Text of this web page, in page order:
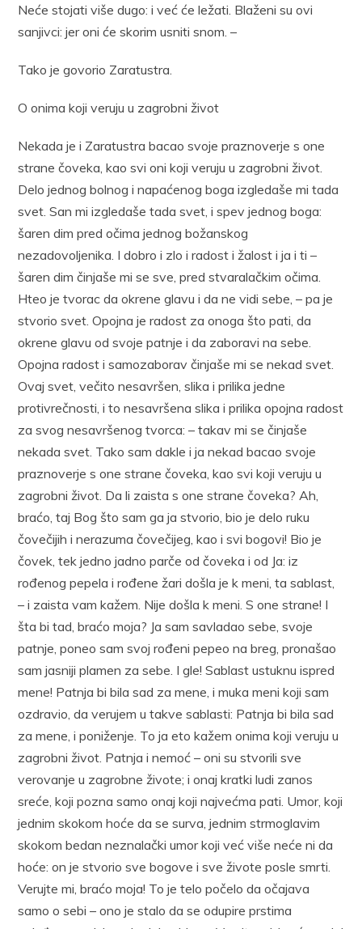
Neće stojati više dugo: i već će ležati. Blaženi su ovi
sanjivci: jer oni će skorim usniti snom. –
Tako je govorio Zaratustra.
O onima koji veruju u zagrobni život
Nekada je i Zaratustra bacao svoje praznoverje s one
strane čoveka, kao svi oni koji veruju u zagrobni život.
Delo jednog bolnog i napaćenog boga izgledaše mi tada
svet. San mi izgledaše tada svet, i spev jednog boga:
šaren dim pred očima jednog božanskog
nezadovoljenika. I dobro i zlo i radost i žalost i ja i ti –
šaren dim činjaše mi se sve, pred stvaralačkim očima.
Hteo je tvorac da okrene glavu i da ne vidi sebe, – pa je
stvorio svet. Opojna je radost za onoga što pati, da
okrene glavu od svoje patnje i da zaboravi na sebe.
Opojna radost i samozaborav činjaše mi se nekad svet.
Ovaj svet, večito nesavršen, slika i prilika jedne
protivrečnosti, i to nesavršena slika i prilika opojna radost
za svog nesavršenog tvorca: – takav mi se činjaše
nekada svet. Tako sam dakle i ja nekad bacao svoje
praznoverje s one strane čoveka, kao svi koji veruju u
zagrobni život. Da li zaista s one strane čoveka? Ah,
braćo, taj Bog što sam ga ja stvorio, bio je delo ruku
čovečijih i nerazuma čovečijeg, kao i svi bogovi! Bio je
čovek, tek jedno jadno parče od čoveka i od Ja: iz
rođenog pepela i rođene žari došla je k meni, ta sablast,
– i zaista vam kažem. Nije došla k meni. S one strane! I
šta bi tad, braćo moja? Ja sam savladao sebe, svoje
patnje, poneo sam svoj rođeni pepeo na breg, pronašao
sam jasniji plamen za sebe. I gle! Sablast ustuknu ispred
mene! Patnja bi bila sad za mene, i muka meni koji sam
ozdravio, da verujem u takve sablasti: Patnja bi bila sad
za mene, i poniženje. To ja eto kažem onima koji veruju u
zagrobni život. Patnja i nemoć – oni su stvorili sve
verovanje u zagrobne živote; i onaj kratki ludi zanos
sreće, koji pozna samo onaj koji najvećma pati. Umor, koji
jednim skokom hoće da se surva, jednim strmoglavim
skokom bedan neznalački umor koji već više neće ni da
hoće: on je stvorio sve bogove i sve živote posle smrti.
Verujte mi, braćo moja! To je telo počelo da očajava
samo o sebi – ono je stalo da se odupire prstima